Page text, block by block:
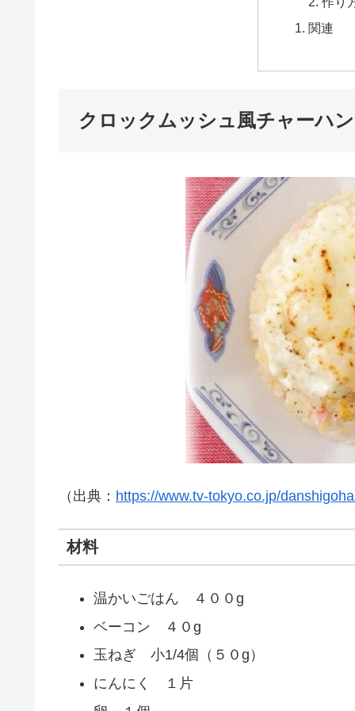
関連
クロックムッシュ風チャーハン
（出典： https://www.tv-tokyo.co.jp/
材料
温かいごはん ４００g
ベーコン ４０g
玉ねぎ 小1/4個（５０g）
にんにく １片